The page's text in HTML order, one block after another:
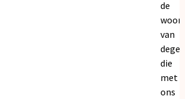
de
van
die
met
ons